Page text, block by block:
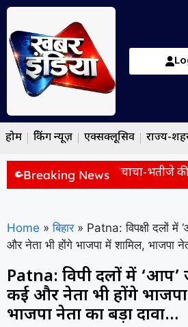
होम ब्रेकिंग न्यूज़ एक्सक्लूसिव राज्य-
Breaking News
पर बड़ा हमला, बोले- ‘चाचा-भतीजे की
Home » बिहार » Patna: विपक्षी दलों
और नेता भी होंगे भाजपा में शामिल, भाजपा
Patna: विपक्षी दलों में
कई और नेता भी होंगे
भाजपा नेता का बड़ा दावा…